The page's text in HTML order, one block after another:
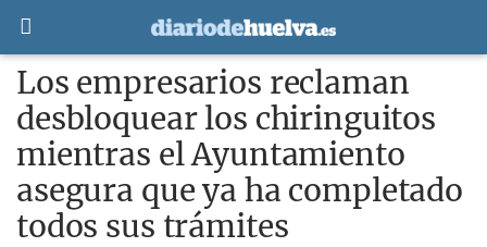
Los empresarios reclaman
desbloquear los chiringuitos
mientras el Ayuntamiento
asegura que ya ha completado
todos sus trámites